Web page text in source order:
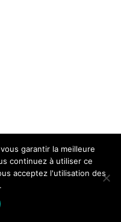
garantir la meilleure
continuez à utiliser ce
acceptez l'utilisation des